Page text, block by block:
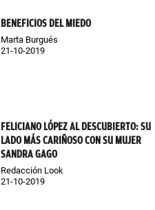
BENEFICIOS DEL MIEDO
Marta Burgués
21-10-2019
FELICIANO LÓPEZ AL DESCUBIERTO: SU
LADO MÁS CARIÑOSO CON SU MUJER
SANDRA GAGO
Redacción Look
21-10-2019